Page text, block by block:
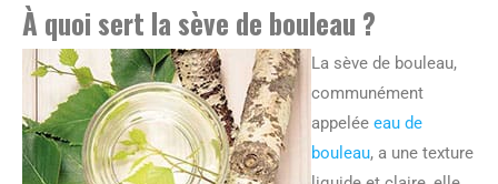
À quoi sert la sève de bouleau ?
La sève de bouleau,
communément
appelée eau de
bouleau, a une texture